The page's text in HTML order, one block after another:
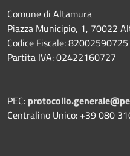
Comune di Altamura
Piazza Municipio, 1, 70022
Codice Fiscale: 82002590725
Partita IVA: 02422160727
PEC:
Centralino Unico: +39 080